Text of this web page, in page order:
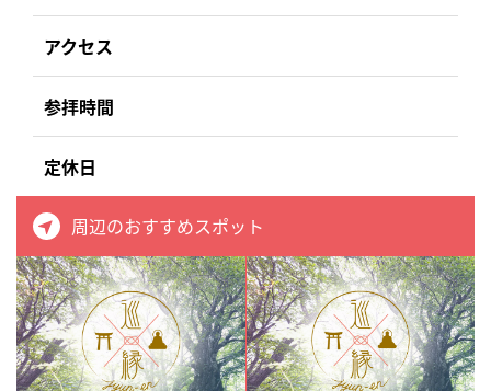
アクセス
参拝時間
定休日
周辺のおすすめスポット